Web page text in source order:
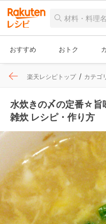
おすすめ おトク
楽天レシピトップ カテゴ
水炊きの〆の定番☆旨
雑炊 レシピ・作り方